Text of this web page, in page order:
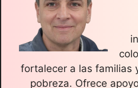
fortalecer a las familias
pobreza. Ofrece